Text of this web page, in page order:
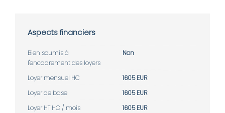
Aspects financiers
Bien soumis à
l'encadrement des loyers
Non
Loyer mensuel HC
1605 EUR
Loyer de base
1605 EUR
Loyer HT HC / mois
1605 EUR